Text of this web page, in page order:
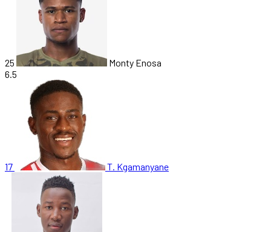
25
Monty Enosa
6.5
17 T. Kgamanyane